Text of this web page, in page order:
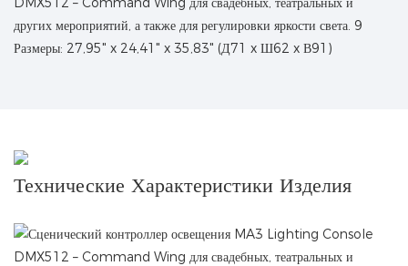
Размеры: 27,95" x 24,41" x 35,83" (Д71 x Ш62 x В91)
Технические Характеристики Изделия